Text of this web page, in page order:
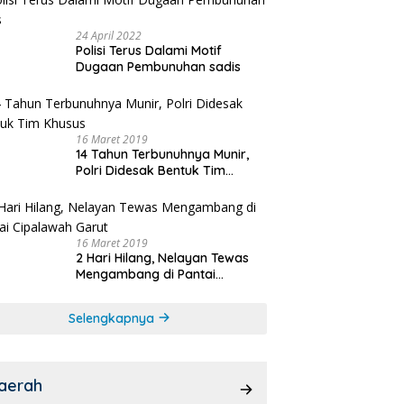
24 April 2022
Polisi Terus Dalami Motif
Dugaan Pembunuhan sadis
16 Maret 2019
14 Tahun Terbunuhnya Munir,
Polri Didesak Bentuk Tim
16 Maret 2019
2 Hari Hilang, Nelayan Tewas
Mengambang di Pantai
Selengkapnya